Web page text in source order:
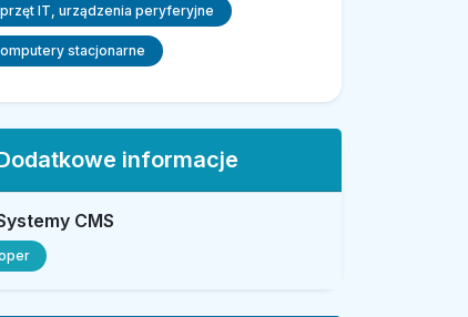
IT, urządzenia peryferyjne
stacjonarne
informacje
CMS